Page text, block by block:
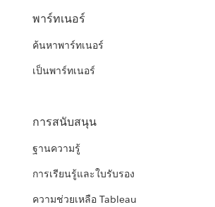
พาร์ทเนอร์
ค้นหาพาร์ทเนอร์
เป็นพาร์ทเนอร์
การสนับสนุน
ฐานความรู้
การเรียนรู้และใบรับรอง
ความช่วยเหลือ Tableau